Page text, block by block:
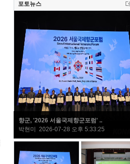
포토뉴스
향군, '2026 서울국제향군포럼' ..
박현미 2026-07-28 오후 5:33:25